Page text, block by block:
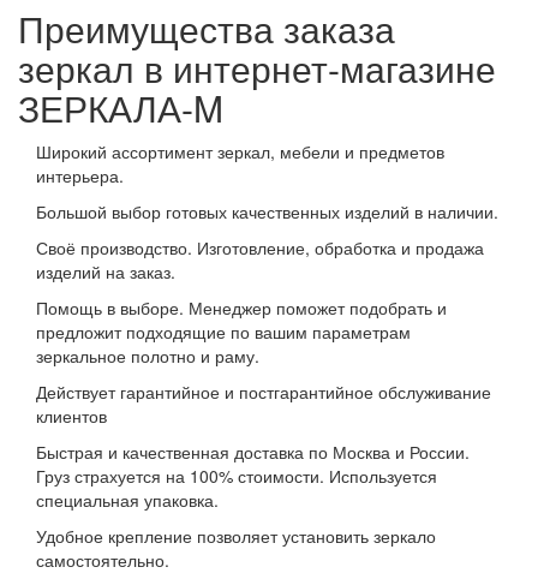
Преимущества заказа
зеркал в интернет-магазине
ЗЕРКАЛА-M
Широкий ассортимент зеркал, мебели и предметов
интерьера.
Большой выбор готовых качественных изделий в наличии.
Своё производство. Изготовление, обработка и продажа
изделий на заказ.
Помощь в выборе. Менеджер поможет подобрать и
предложит подходящие по вашим параметрам
зеркальное полотно и раму.
Действует гарантийное и постгарантийное обслуживание
клиентов
Быстрая и качественная доставка по Москва и России.
Груз страхуется на 100% стоимости. Используется
специальная упаковка.
Удобное крепление позволяет установить зеркало
самостоятельно.